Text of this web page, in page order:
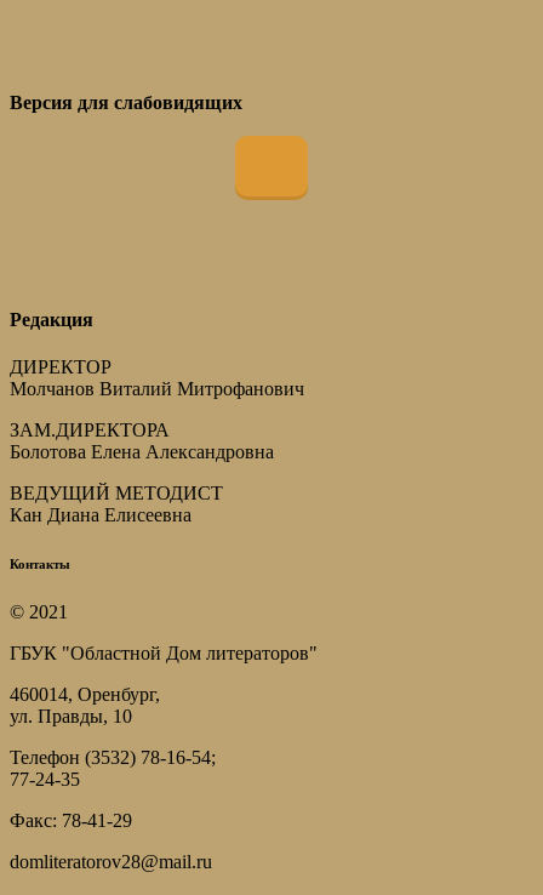
Версия для слабовидящих
Редакция
ДИРЕКТОР
Молчанов Виталий Митрофанович
ЗАМ.ДИРЕКТОРА
Болотова Елена Александровна
ВЕДУЩИЙ МЕТОДИСТ
Кан Диана Елисеевна
Контакты
© 2021
ГБУК "Областной Дом литераторов"
460014, Оренбург,
ул. Правды, 10
Телефон (3532) 78-16-54;
77-24-35
Факс: 78-41-29
domliteratorov28@mail.ru